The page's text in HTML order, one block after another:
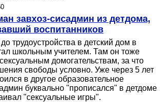
завхоз-сисадмин из детдома,
воспитанников
трудоустройства в детский дом в
школьным учителем. Там он тоже
домогательствам, за что
свободы условно. Уже через 5 лет
в другое образовательное
буквально "прописался" в детдоме
"сексуальные игры".